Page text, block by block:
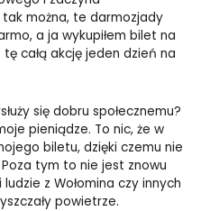
można, te darmozjady
a ja wykupiłem bilet na
całą akcję jeden dzień na
się dobru społecznemu?
pieniądze. To nic, że w
biletu, dzięki czemu nie
tym to nie jest znowu
z Wołomina czy innych
powietrze.